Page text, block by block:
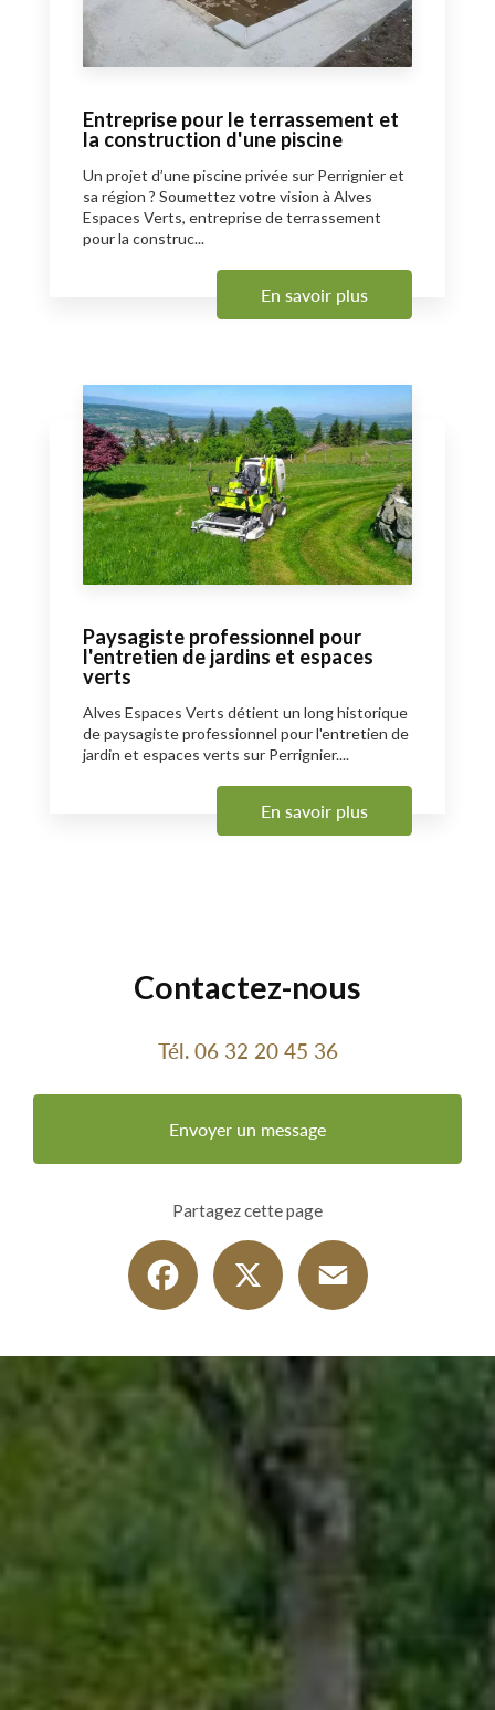
Entreprise pour le terrassement et
la construction d'une piscine
Un projet d’une piscine privée sur Perrignier et
sa région ? Soumettez votre vision à Alves
Espaces Verts, entreprise de terrassement
pour la construc...
En savoir plus
Paysagiste professionnel pour
l'entretien de jardins et espaces
verts
Alves Espaces Verts détient un long historique
de paysagiste professionnel pour l'entretien de
jardin et espaces verts sur Perrignier....
En savoir plus
Contactez-nous
Tél. 06 32 20 45 36
Envoyer un message
Partagez cette page
Facebook